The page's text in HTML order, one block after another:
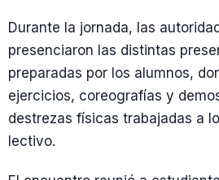
Durante la jornada, las
presenciaron las distintas
preparadas por los alumnos,
ejercicios, coreografías y
destrezas físicas trabajadas a
lectivo.